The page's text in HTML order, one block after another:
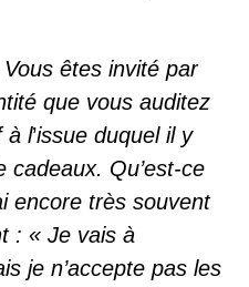
êtes invité par
que vous auditez
à l’issue duquel il y
cadeaux. Qu’est-ce
encore très souvent
: « Je vais à
je n’accepte pas les